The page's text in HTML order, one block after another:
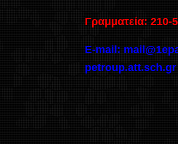
Γραμματεία: 210-
E-mail:
petroup.att.sch.gr